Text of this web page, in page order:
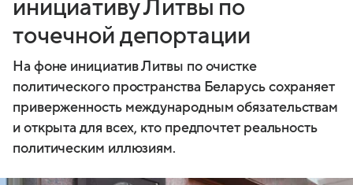
инициативу Литвы по
точечной депортации
На фоне инициатив Литвы по очистке
политического пространства Беларусь сохраняет
приверженность международным обязательствам
и открыта для всех, кто предпочтет реальность
политическим иллюзиям.